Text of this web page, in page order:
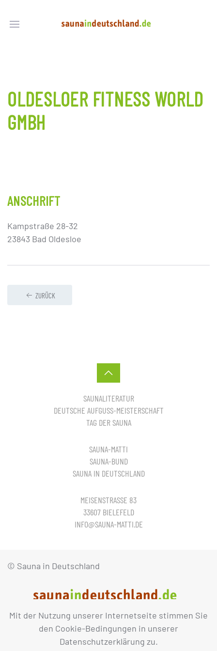
Mit der Nutzung unserer Internetseite stimmen Sie
den Cookie-Bedingungen in unserer
Datenschutzerklärung zu.
OLDESLOER FITNESS WORLD
GMBH
ANSCHRIFT
Kampstraße 28-32
23843 Bad Oldesloe
ZURÜCK
SAUNALITERATUR
DEUTSCHE AUFGUSS-MEISTERSCHAFT
TAG DER SAUNA
SAUNA-MATTI
SAUNA-BUND
SAUNA IN DEUTSCHLAND
MEISENSTRASSE 83
33607 BIELEFELD
INFO@SAUNA-MATTI.DE
© Sauna in Deutschland
IMPRESSUM DATENSCHUTZ